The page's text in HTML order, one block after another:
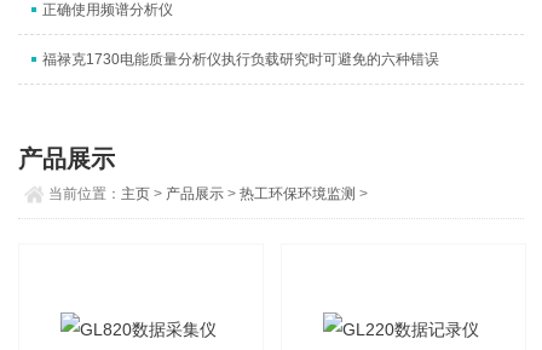
正确使用频谱分析仪
福禄克1730电能质量分析仪执行负载研究时可避免的六种错误
产品展示
当前位置： 主页 > 产品展示 >热工环保环境监测 >